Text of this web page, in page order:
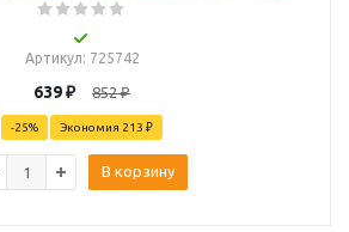
Артикул: 725742
639₽ 852₽
-25% Экономия 213 ₽
В корзину